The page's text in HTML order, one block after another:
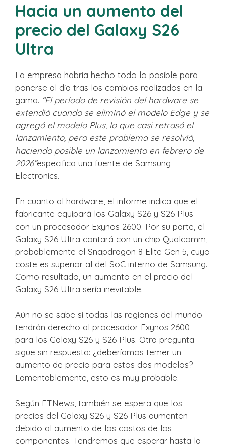
Hacia un aumento del
precio del Galaxy S26
Ultra
La empresa habría hecho todo lo posible para
ponerse al día tras los cambios realizados en la
gama. “El período de revisión del hardware se
extendió cuando se eliminó el modelo Edge y se
agregó el modelo Plus, lo que casi retrasó el
lanzamiento, pero este problema se resolvió,
haciendo posible un lanzamiento en febrero de
2026”especifica una fuente de Samsung
Electronics.
En cuanto al hardware, el informe indica que el
fabricante equipará los Galaxy S26 y S26 Plus
con un procesador Exynos 2600. Por su parte, el
Galaxy S26 Ultra contará con un chip Qualcomm,
probablemente el Snapdragon 8 Elite Gen 5, cuyo
coste es superior al del SoC interno de Samsung.
Como resultado, un aumento en el precio del
Galaxy S26 Ultra sería inevitable.
Aún no se sabe si todas las regiones del mundo
tendrán derecho al procesador Exynos 2600
para los Galaxy S26 y S26 Plus. Otra pregunta
sigue sin respuesta: ¿deberíamos temer un
aumento de precio para estos dos modelos?
Lamentablemente, esto es muy probable.
Según ETNews, también se espera que los
precios del Galaxy S26 y S26 Plus aumenten
debido al aumento de los costos de los
componentes. Tendremos que esperar hasta la